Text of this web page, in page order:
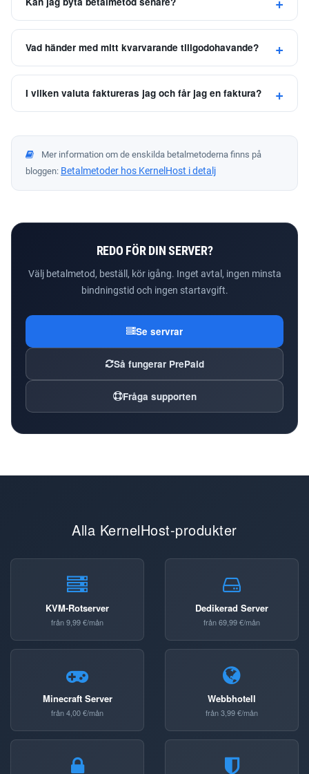
Vad händer med mitt kvarvarande tillgodohavande?
I vilken valuta faktureras jag och får jag en faktura?
Mer information om de enskilda betalmetoderna finns på
bloggen: Betalmetoder hos KernelHost i detalj
REDO FÖR DIN SERVER?
Välj betalmetod, beställ, kör igång. Inget avtal, ingen minsta
bindningstid och ingen startavgift.
Se servrar
Så fungerar PrePaid
Fråga supporten
Alla KernelHost-produkter
KVM-Rotserver
från 9,99 €/mån
Dedikerad Server
från 69,99 €/mån
Minecraft Server
från 4,00 €/mån
Webbhotell
från 3,99 €/mån